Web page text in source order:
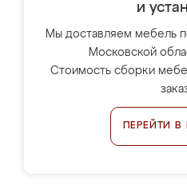
и
Мы доставляем мебель
Московской
Стоимость сборки
ПЕРЕЙТИ В